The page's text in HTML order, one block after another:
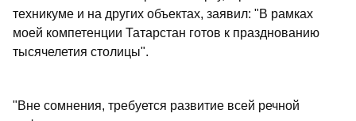
техникуме и на других объектах, заявил: "В рамках
моей компетенции Татарстан готов к празднованию
тысячелетия столицы".
"Вне сомнения, требуется развитие всей речной